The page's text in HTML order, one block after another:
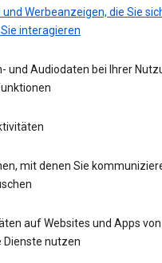
und Werbeanzeigen, die Sie
interagieren
und Audiodaten bei Ihrer
mit denen Sie
auf Websites und Apps
Dienste nutzen